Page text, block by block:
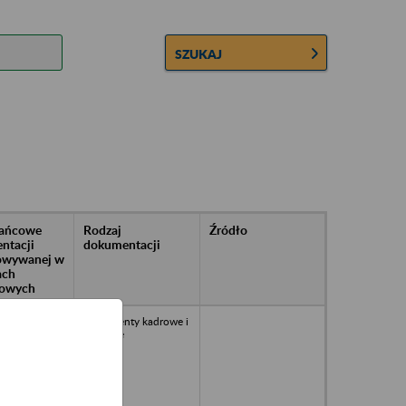
SZUKAJ
w
Rodzaj
dokumentacji
Źródło
Dokumenty kadrowe i
płacowe